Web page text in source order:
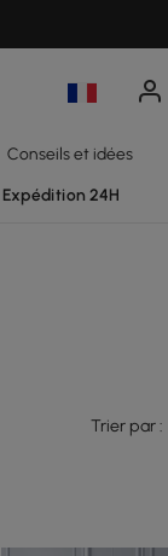
Conseils et idées
Expédition 24H
Trier par :